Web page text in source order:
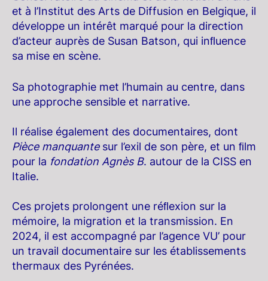
et à l’Institut des Arts de Diffusion en Belgique, il
développe un intérêt marqué pour la direction
d’acteur auprès de Susan Batson, qui inﬂuence
sa mise en scène.
Sa photographie met l’humain au centre, dans
une approche sensible et narrative.
Il réalise également des documentaires, dont
Pièce manquantesur l’exil de son père, et un ﬁlm
pour la fondation Agnès B. autour de la CISS en
Italie.
Ces projets prolongent une réﬂexion sur la
mémoire, la migration et la transmission. En
2024, il est accompagné par l’agence VU’ pour
un travail documentaire sur les établissements
thermaux des Pyrénées.